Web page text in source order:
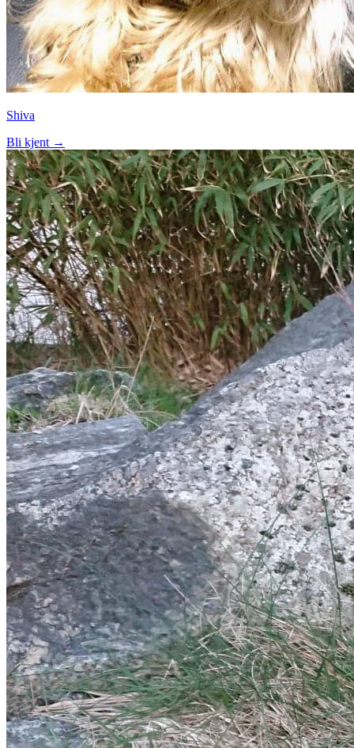
Shiva
Bli kjent →